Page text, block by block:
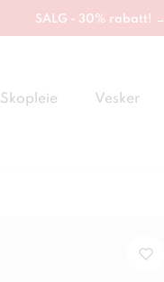
SALG - 30% rabatt! →
Skopleie Vesker